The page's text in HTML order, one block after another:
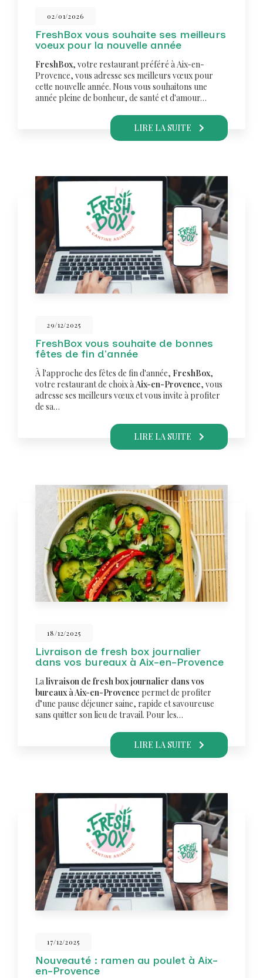
02/01/2026
FreshBox vous souhaite ses meilleurs
voeux pour la nouvelle année
FreshBox, votre restaurant préféré à Aix-en-
Provence, vous adresse ses meilleurs vœux pour
cette nouvelle année. Nous vous souhaitons une
année pleine de bonheur, de santé et d'amour…
LIRE LA SUITE
29/12/2025
FreshBox vous souhaite de bonnes
fêtes de fin d'année
À l'approche des fêtes de fin d'année, FreshBox,
votre restaurant de choix àAix-en-Provence, vous
adresse ses meilleurs vœux et vous invite à profiter
de sa…
LIRE LA SUITE
18/12/2025
Livraison de fresh box journalier
dans vos bureaux à Aix-en-Provence
Lalivraison de fresh box journalier dans vos
bureaux à Aix-en-Provence permet de profiter
d’une pause déjeuner saine, rapide et savoureuse
sans quitter son lieu de travail. Pour les…
LIRE LA SUITE
17/12/2025
Nouveauté : ramen au poulet à Aix-
en-Provence